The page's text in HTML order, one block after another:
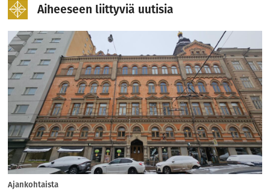
Aiheeseen liittyviä uutisia
Ajankohtaista